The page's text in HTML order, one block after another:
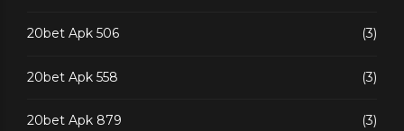
20bet Apk 506 (3)
20bet Apk 558 (3)
20bet Apk 879 (3)